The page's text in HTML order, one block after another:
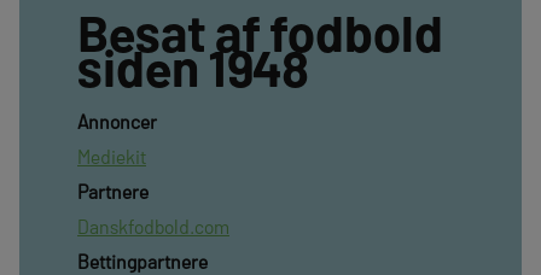
Besat af fodbold
siden 1948
Annoncer
Mediekit
Partnere
Danskfodbold.com
Bettingpartnere